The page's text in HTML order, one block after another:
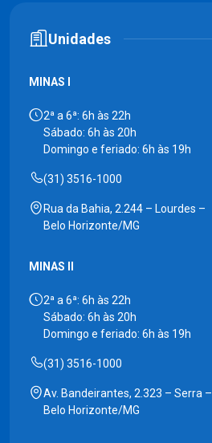
Unidades
MINAS I
2ª a 6ª: 6h às 22h
Sábado: 6h às 20h
Domingo e feriado: 6h às 19h
(31) 3516-1000
Rua da Bahia, 2.244 – Lourdes –
Belo Horizonte/MG
MINAS II
2ª a 6ª: 6h às 22h
Sábado: 6h às 20h
Domingo e feriado: 6h às 19h
(31) 3516-1000
Av. Bandeirantes, 2.323 – Serra –
Belo Horizonte/MG